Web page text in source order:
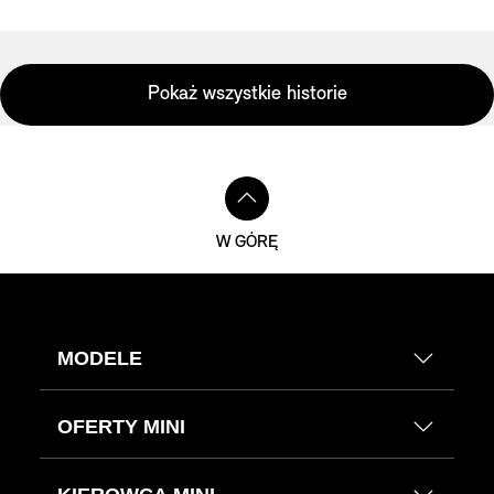
Pokaż wszystkie historie
W GÓRĘ
MODELE
OFERTY MINI